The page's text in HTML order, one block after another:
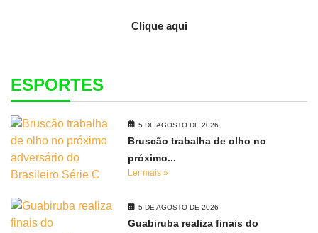
Clique aqui
ESPORTES
5 DE AGOSTO DE 2026
Bruscão trabalha de olho no
próximo...
Ler mais »
5 DE AGOSTO DE 2026
Guabiruba realiza finais do